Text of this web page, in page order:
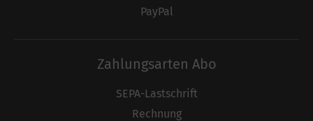
PayPal
Zahlungsarten Abo
SEPA-Lastschrift
Rechnung